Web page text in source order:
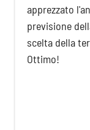
apprezzato
previsione
scelta della
Ottimo!